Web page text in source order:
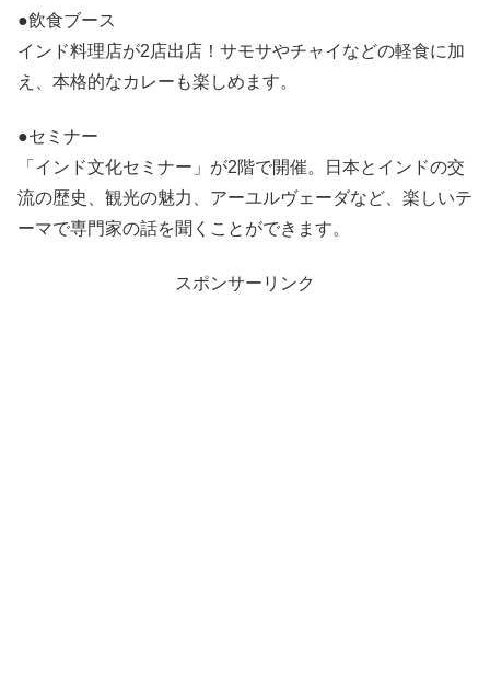
●飲食ブース
インド料理店が2店出店！サモサやチャイなどの軽食に加
え、本格的なカレーも楽しめます。
●セミナー
「インド文化セミナー」が2階で開催。日本とインドの交
流の歴史、観光の魅力、アーユルヴェーダなど、楽しいテ
ーマで専門家の話を聞くことができます。
スポンサーリンク